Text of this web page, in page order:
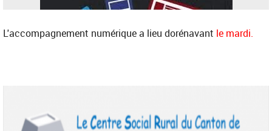
L'accompagnement numérique a lieu dorénavant le mardi.